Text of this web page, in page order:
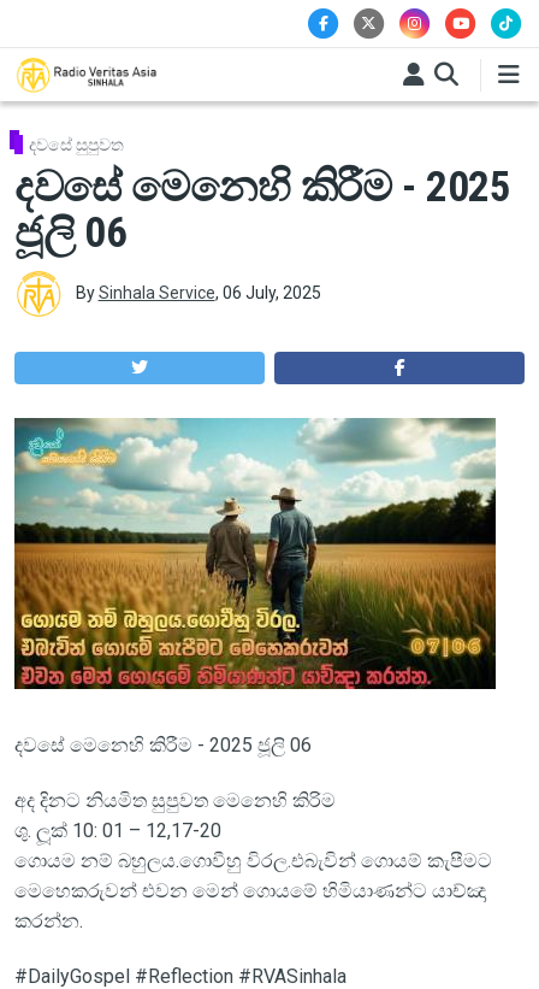
දවසේ සුපුවත
දවසේ මෙනෙහි කිරීම - 2025
ජූලි 06
BySinhala Service, 06 July, 2025
දවසේ මෙනෙහි කිරීම - 2025 ජූලි 06
අද දිනට නියමිත සුපුවත මෙනෙහි කිරිම
ශු. ලූක් 10: 01 – 12,17-20
ගොයම නම් බහුලය.ගොවීහු විරල.එබැවින් ගොයම් කැපීමට
මෙහෙකරුවන් එවන මෙන් ගොයමේ හිමියාණන්ට යාච්ඤා
කරන්න.
#DailyGospel #Reflection #RVASinhala